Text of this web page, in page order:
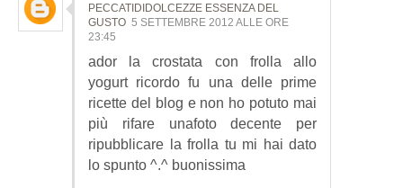
PECCATIDIDOLCEZZE ESSENZA DEL
GUSTO 5 SETTEMBRE 2012 ALLE ORE
23:45
ador la crostata con frolla allo
yogurt ricordo fu una delle prime
ricette del blog e non ho potuto mai
più rifare unafoto decente per
ripubblicare la frolla tu mi hai dato
lo spunto ^.^ buonissima